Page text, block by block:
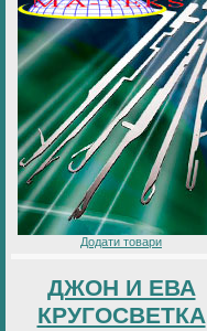
Додати товари
ДЖОН И ЕВА
КРУГОСВЕТКА